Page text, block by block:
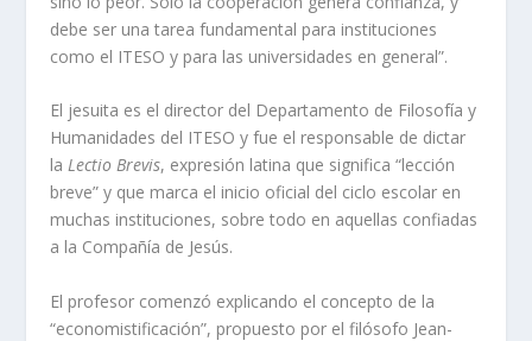
debe ser una tarea fundamental para instituciones
como el ITESO y para las universidades en general”.
El jesuita es el director del Departamento de Filosofía y
Humanidades del ITESO y fue el responsable de dictar
laLectio Brevis, expresión latina que significa “lección
breve” y que marca el inicio oficial del ciclo escolar en
muchas instituciones, sobre todo en aquellas confiadas
a la Compañía de Jesús.
El profesor comenzó explicando el concepto de la
“economistificación”, propuesto por el filósofo Jean-